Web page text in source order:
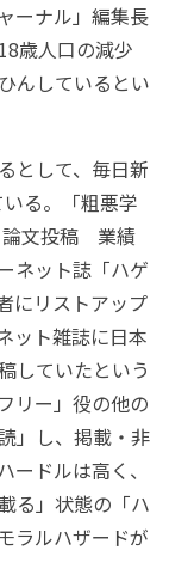
ーナル」編集長
歳人口の減少
んしているとい
として、毎日新
る。「粗悪学
文投稿 業績
ネット誌「ハゲ
にリストアップ
ット雑誌に日本
していたという
リー」役の他の
」し、掲載・非
ドルは高く、
る」状態の「ハ
ラルハザードが